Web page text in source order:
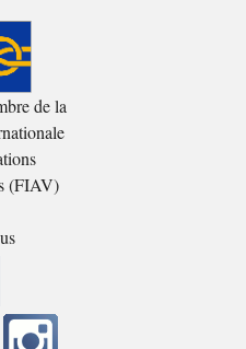
de la
(FIAV)